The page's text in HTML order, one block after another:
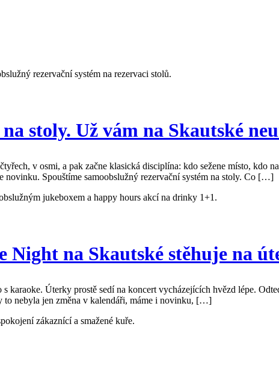
stoly. Už vám na Skautské
v osmi, a pak začne klasická disciplína: kdo sežene místo, kdo
novinku. Spouštíme samoobslužný rezervační systém na stoly. Co […]
Night na Skautské stěhuje na
s karaoke. Úterky prostě sedí na koncert vycházejících hvězd lépe.
to nebyla jen změna v kalendáři, máme i novinku, […]